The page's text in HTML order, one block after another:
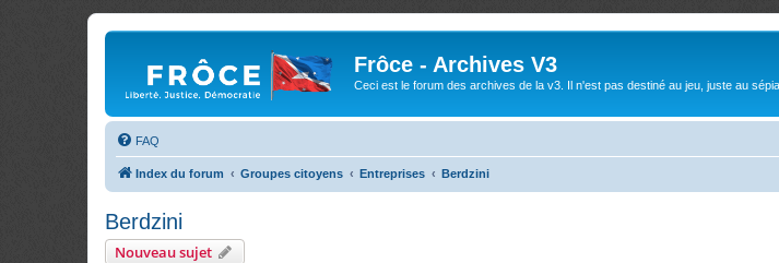
Frôce - Archives V3
Ceci est le forum des archives de la v3. Il n'est pas destiné au jeu, juste au
FAQ
Index du forum Groupes citoyens Entreprises Berdzini
Berdzini
Nouveau sujet